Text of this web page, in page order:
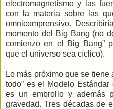
electromagnetismo y las
con la materia sobre las
omnicomprensivo.
momento del Big Bang (no
comienzo en el Big Bang”
que el universo sea cíclico).
Lo más próximo que se tiene
todo” es el Modelo
es un embrollo y además
gravedad. Tres décadas de